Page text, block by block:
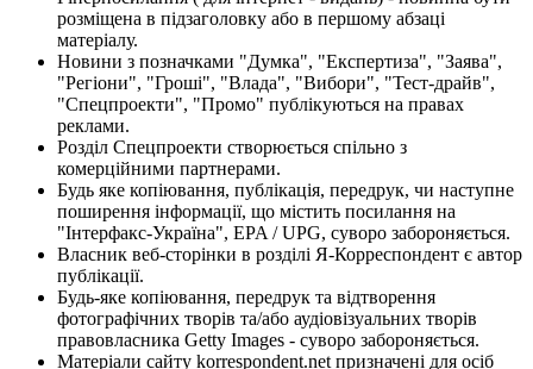
розміщена в підзаголовку або в першому абзаці
матеріалу.
Новини з позначками "Думка", "Експертиза", "Заява",
"Регіони", "Гроші", "Влада", "Вибори", "Тест-драйв",
"Спецпроекти", "Промо" публікуються на правах
реклами.
Розділ Спецпроекти створюється спільно з
комерційними партнерами.
Будь яке копіювання, публікація, передрук, чи наступне
поширення інформації, що містить посилання на
"Інтерфакс-Україна", EPA / UPG, суворо забороняється.
Власник веб-сторінки в розділі Я-Корреспондент є автор
публікації.
Будь-яке копіювання, передрук та відтворення
фотографічних творів та/або аудіовізуальних творів
правовласника Getty Images - суворо забороняється.
Матеріали сайту korrespondent.net призначені для осіб